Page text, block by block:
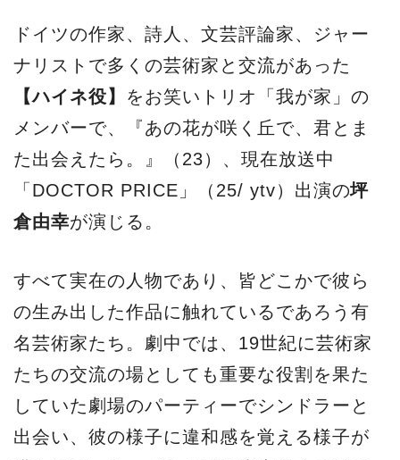
ドイツの作家、詩⼈、⽂芸評論家、ジャー
ナリストで多くの芸術家と交流があった
【ハイネ役】 をお笑いトリオ「我が家」の
メンバーで、『あの花が咲く丘で、君とま
た出会えたら。』（23）、現在放送中
「DOCTOR PRICE」（25/ ytv）出演の坪
倉由幸が演じる。
すべて実在の⼈物であり、皆どこかで彼ら
の⽣み出した作品に触れているであろう有
名芸術家たち。劇中では、19世紀に芸術家
たちの交流の場としても重要な役割を果た
していた劇場のパーティーでシンドラーと
出会い、彼の様⼦に違和感を覚える様⼦が